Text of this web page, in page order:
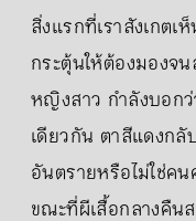
สิ่งแรกที่เราสังเกต
กระตุ้นให้ต้องมองจ
หญิงสาว กำลังบอกว่
เดียวกัน ตาสีแดงกลั
อันตรายหรือไม่ใช่ค
ขณะที่ผีเสื้อกลางคืน